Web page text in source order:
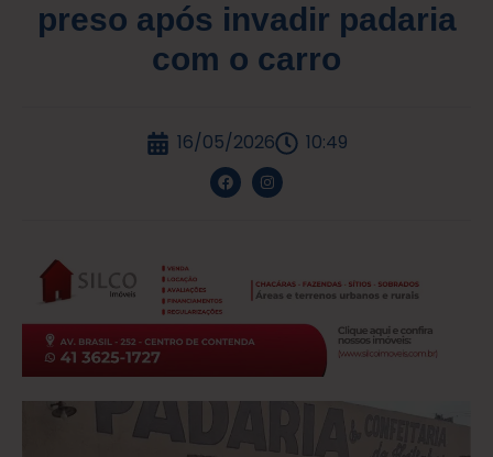
preso após invadir padaria
com o carro
16/05/2026 10:49